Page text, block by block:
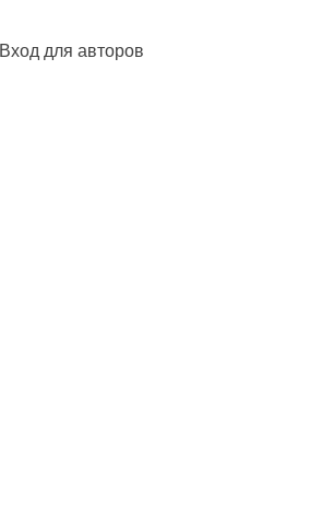
Вход для авторов